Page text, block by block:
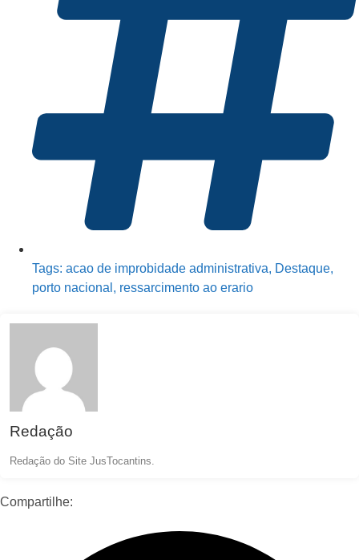
Tags: acao de improbidade administrativa, Destaque,
porto nacional , ressarcimento ao erario
Redação
Redação do Site JusTocantins.
Compartilhe: